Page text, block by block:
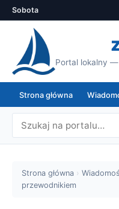
Sobota
Portal lokalny
Strona główna
Strona główna ›
przewodnikiem